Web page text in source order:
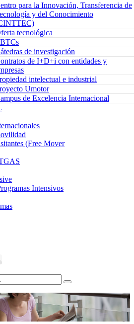
para la Innovación, Transferencia de
y del Conocimiento
tecnológica
de investigación
de I+D+i con entidades y
intelectual e industrial
Umotor
de Excelencia Internacional
(Free Mover
Intensivos